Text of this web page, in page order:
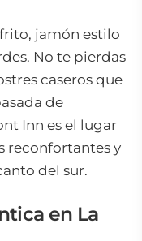
jamón estilo
No te pierdas
caseros que
de
Inn es el lugar
reconfortantes y
del sur.
en La